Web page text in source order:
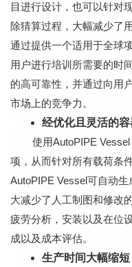
目进行设计，也可以针对
除猜算过程，大幅减少了
通过提供一个适用于全球
用户进行培训所需要的时
的高可靠性，并通过向用
市场上的竞争力。
经优化且灵活的
使用AutoPIPE
项，从而针对所有载荷条
AutoPIPE Vessel可自动
大减少了人工制图和修改
疲劳分析，安装以及在位
成以及成本评估。
生产时间大幅缩短